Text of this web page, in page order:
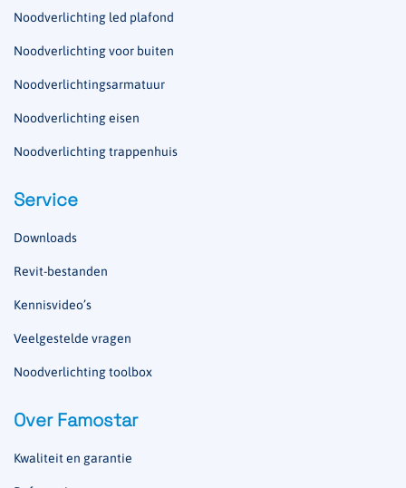
Noodverlichting led plafond
Noodverlichting voor buiten
Noodverlichtingsarmatuur
Noodverlichting eisen
Noodverlichting trappenhuis
Service
Downloads
Revit-bestanden
Kennisvideo’s
Veelgestelde vragen
Noodverlichting toolbox
Over Famostar
Kwaliteit en garantie